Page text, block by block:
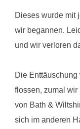
Dieses wurde mit
wir begannen.
und wir verloren
Die
flossen, zumal wir
von Bath &
sich im anderen